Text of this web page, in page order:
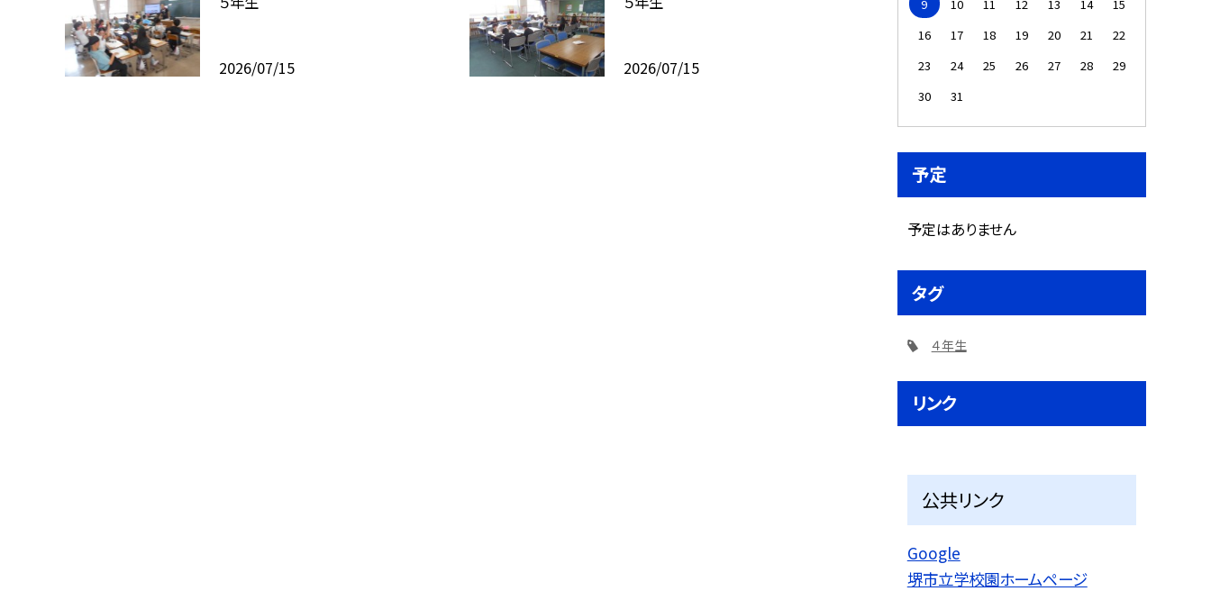
2026/07/15 2026/07/15
9
10 11 12 13 14
15
16
17 18 19 20 21
22
23
24 25 26 27 28
29
30
31
予定
予定はありません
タグ
４年生
リンク
公共リンク
Google
堺市立学校園ホームページ